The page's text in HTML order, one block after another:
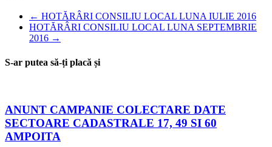
← HOTĂRÂRI CONSILIU LOCAL LUNA IULIE 2016
HOTĂRÂRI CONSILIU LOCAL LUNA SEPTEMBRIE
2016 →
S-ar putea să-ți placă și
ANUNT CAMPANIE COLECTARE DATE
SECTOARE CADASTRALE 17, 49 SI 60
AMPOITA